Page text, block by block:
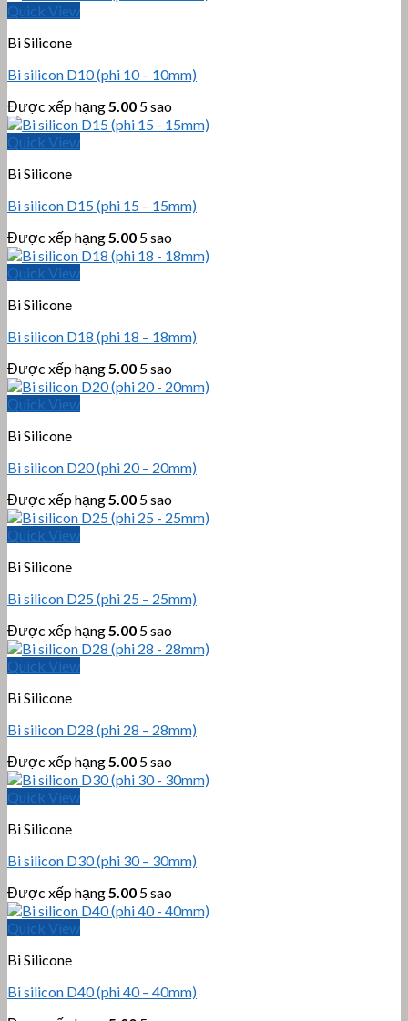
Quick View
Bi Silicone
Bi silicon D10 (phi 10 – 10mm)
Được xếp hạng5.00 5 sao
Quick View
Bi Silicone
Bi silicon D15 (phi 15 – 15mm)
Được xếp hạng5.00 5 sao
Quick View
Bi Silicone
Bi silicon D18 (phi 18 – 18mm)
Được xếp hạng5.00 5 sao
Quick View
Bi Silicone
Bi silicon D20 (phi 20 – 20mm)
Được xếp hạng5.00 5 sao
Quick View
Bi Silicone
Bi silicon D25 (phi 25 – 25mm)
Được xếp hạng5.00 5 sao
Quick View
Bi Silicone
Bi silicon D28 (phi 28 – 28mm)
Được xếp hạng5.00 5 sao
Quick View
Bi Silicone
Bi silicon D30 (phi 30 – 30mm)
Được xếp hạng5.00 5 sao
Quick View
Bi Silicone
Bi silicon D40 (phi 40 – 40mm)